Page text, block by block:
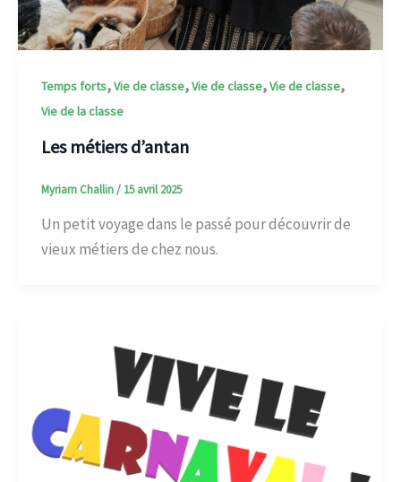
Temps forts,Vie de classe,Vie de classe,Vie de classe,
Vie de la classe
Les métiers d’antan
Myriam Challin/ 15 avril 2025
Un petit voyage dans le passé pour découvrir de
vieux métiers de chez nous.